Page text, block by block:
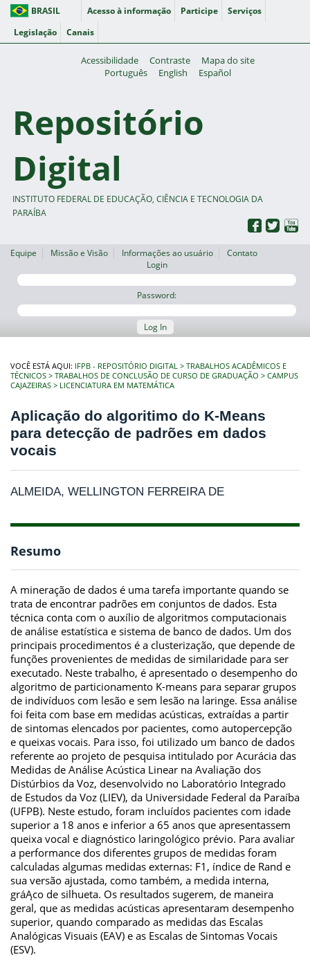
BRASIL Acesso à informação Participe
Serviços
Legislação
Canais
Acessibilidade Contraste
Mapa do site
Português
English Español
Repositório
Digital
INSTITUTO FEDERAL DE EDUCAÇÃO, CIÊNCIA E TECNOLOGIA DA
PARAÍBA
Equipe Missão e Visão Informações ao usuário
Contato
Login
Password:
Log In
VOCÊ ESTÁ AQUI: IFPB - REPOSITÓRIO DIGITAL
TRABALHOS ACADÊMICOS E
TÉCNICOS
TRABALHOS DE CONCLUSÃO DE CURSO DE GRADUAÇÃO
CAMPUS
CAJAZEIRAS
LICENCIATURA EM MATEMÁTICA
Aplicação do algoritimo do K-Means
para detecção de padrões em dados
vocais
ALMEIDA, WELLINGTON FERREIRA DE
Resumo
A mineração de dados é uma tarefa importante quando se
trata de encontrar padrões em conjuntos de dados. Esta
técnica conta com o auxílio de algoritmos computacionais
de análise estatística e sistema de banco de dados. Um dos
principais procedimentos é a clusterização, que depende de
funções provenientes de medidas de similaridade para ser
executado. Neste trabalho, é apresentado o desempenho do
algoritmo de particionamento K-means para separar grupos
de indivíduos com lesão e sem lesão na laringe. Essa análise
foi feita com base em medidas acústicas, extraídas a partir
de sintomas elencados por pacientes, como autopercepção
e queixas vocais. Para isso, foi utilizado um banco de dados
referente ao projeto de pesquisa intitulado por Acurácia das
Medidas de Análise Acústica Linear na Avaliação dos
Distúrbios da Voz, desenvolvido no Laboratório Integrado
de Estudos da Voz (LIEV), da Universidade Federal da Paraíba
(UFPB). Neste estudo, foram incluídos pacientes com idade
superior a 18 anos e inferior a 65 anos que apresentassem
queixa vocal e diagnóstico laringológico prévio. Para avaliar
a performance dos diferentes grupos de medidas foram
calculadas algumas medidas externas: F1, índice de Rand e
sua versão ajustada, como também, a medida interna,
gráĄco de silhueta. Os resultados sugerem, de maneira
geral, que as medidas acústicas apresentaram desempenho
superior, quando comparado as medidas das Escalas
Analógicas Visuais (EAV) e as Escalas de Sintomas Vocais
(ESV).